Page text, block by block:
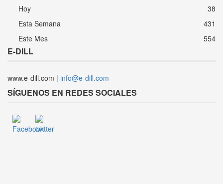
Hoy
38
Esta Semana
431
Este Mes
554
E-DILL
www.e-dill.com | info@e-dill.com
SÍGUENOS EN REDES SOCIALES